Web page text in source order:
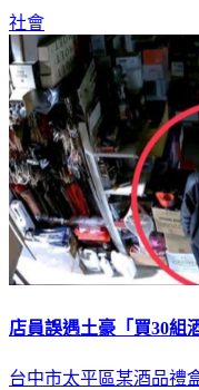
社會
店員誤遇土豪「買30
台中市太平區某酒品禮